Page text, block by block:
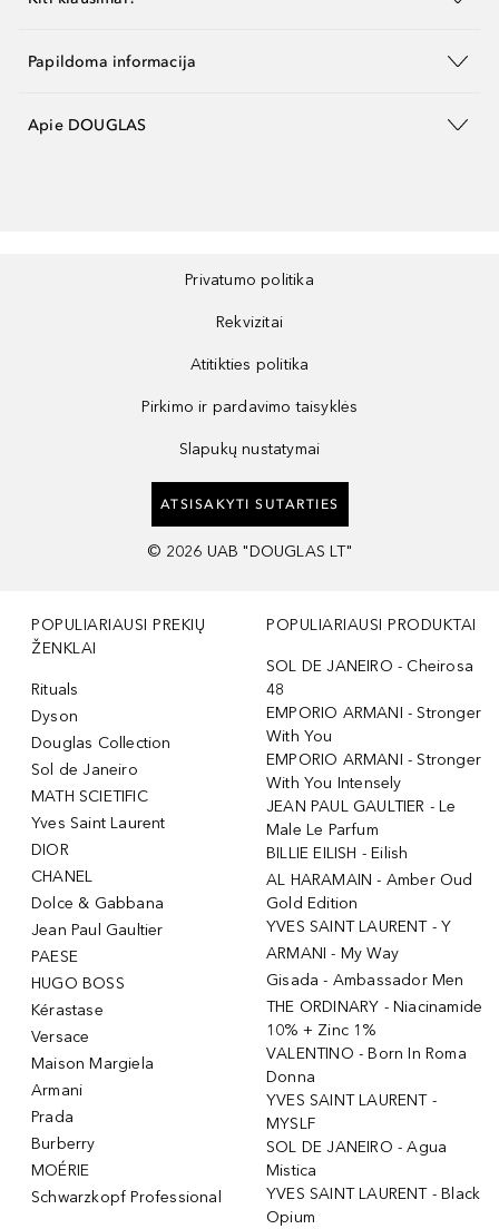
Papildoma informacija
Apie DOUGLAS
Privatumo politika
Rekvizitai
Atitikties politika
Pirkimo ir pardavimo taisyklės
Slapukų nustatymai
ATSISAKYTI SUTARTIES
© 2026 UAB "DOUGLAS LT"
POPULIARIAUSI PREKIŲ
ŽENKLAI
Rituals
Dyson
Douglas Collection
Sol de Janeiro
MATH SCIETIFIC
Yves Saint Laurent
DIOR
CHANEL
Dolce & Gabbana
Jean Paul Gaultier
PAESE
HUGO BOSS
Kérastase
Versace
Maison Margiela
Armani
Prada
Burberry
MOÉRIE
Schwarzkopf Professional
POPULIARIAUSI PRODUKTAI
SOL DE JANEIRO - Cheirosa
48
EMPORIO ARMANI - Stronger
With You
EMPORIO ARMANI - Stronger
With You Intensely
JEAN PAUL GAULTIER - Le
Male Le Parfum
BILLIE EILISH - Eilish
AL HARAMAIN - Amber Oud
Gold Edition
YVES SAINT LAURENT - Y
ARMANI - My Way
Gisada - Ambassador Men
THE ORDINARY - Niacinamide
10% + Zinc 1%
VALENTINO - Born In Roma
Donna
YVES SAINT LAURENT -
MYSLF
SOL DE JANEIRO - Agua
Mistica
YVES SAINT LAURENT - Black
Opium